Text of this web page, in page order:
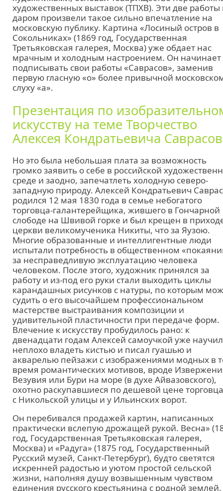
художественных выставок (ТПХВ). Эти две работы
даром произвели такое сильно впечатление на
московскую публику. Картина «Лосиный остров в
Сокольниках» (1869 год, Государственная
Третьяковская галерея, Москва) уже обдает нас
мрачным и холодным настроением. Он начинает
подписывать свои работы «Саврасов», заменив
первую гласную «о» более привычной
слуху «а».
Презентация по
искусству на теме Творчество
Алексея Кондратьевича
Но это была небольшая плата за возможность
громко заявить о себе в российской
среде и заодно, запечатлеть холодную северо-
западную природу. Алексей Кондратьевич
родился 12 мая 1830 года в семье небогатого
торговца-галантерейщика, жившего в Гончарной
слободе на Швивой горке и был крещен в
церкви великомученика Никиты, что за Яузою.
Многие образованные и интеллигентные люди
испытали потребность в общественном
за несправедливую эксплуатацию человека
человеком. После этого, художник принялся за
работу и из-под его руки стали выходить циклы
карандашных рисунков с натуры, по которым
судить о его высочайшем профессиональном
мастерстве выстраивания композиции и
удивительной пластичности при передаче форм.
Влечение к искусству пробудилось рано: к
двенадцати годам Алексей самоучкой уже
неплохо владеть кистью и писал гуашью и
акварелью пейзажи с изображениями модных в
время романтических мотивов, вроде
Везувия или Бури на море (в духе Айвазовского),
охотно раскупавшиеся по дешевой цене
с Никольской улицы и у Ильинских ворот.
Он перебивался продажей картин, написанных
практически вслепую дрожащей рукой. Весна»
год, Государственная Третьяковская галерея,
Москва) и «Радуга» (1875 год, Государственный
Русский музей, Санкт-Петербург), будто светятся
искренней радостью и уютом простой сельской
жизни, наполняя душу возвышенным чувством
единения русского крестьянина с родной землей.